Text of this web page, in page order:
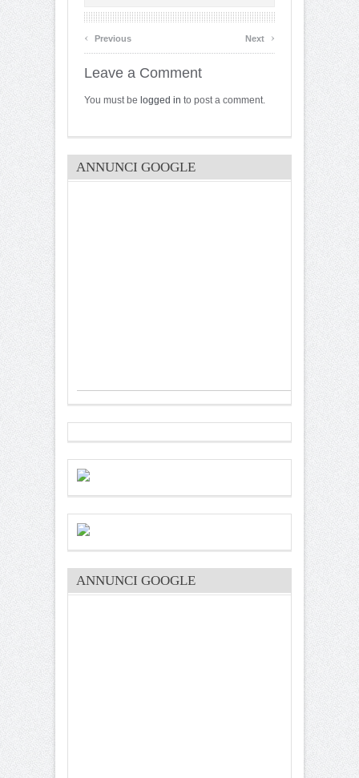
‹ Previous Next ›
Leave a Comment
You must be logged in to post a comment.
ANNUNCI GOOGLE
ANNUNCI GOOGLE